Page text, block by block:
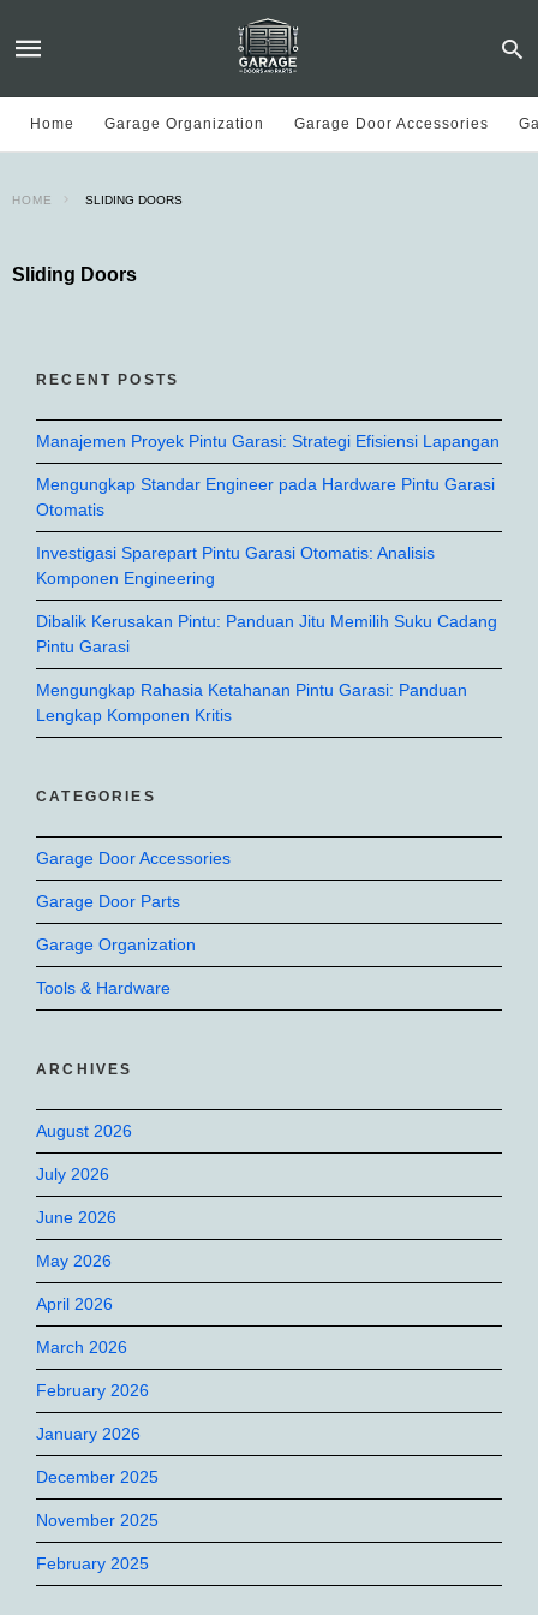
Home Garage Organization Garage Door Accessories
HOME SLIDING DOORS
Sliding Doors
RECENT POSTS
Manajemen Proyek Pintu Garasi: Strategi Efisiensi Lapangan
Mengungkap Standar Engineer pada Hardware Pintu Garasi
Otomatis
Investigasi Sparepart Pintu Garasi Otomatis: Analisis
Komponen Engineering
Dibalik Kerusakan Pintu: Panduan Jitu Memilih Suku Cadang
Pintu Garasi
Mengungkap Rahasia Ketahanan Pintu Garasi: Panduan
Lengkap Komponen Kritis
CATEGORIES
Garage Door Accessories
Garage Door Parts
Garage Organization
Tools & Hardware
ARCHIVES
August 2026
July 2026
June 2026
May 2026
April 2026
March 2026
February 2026
January 2026
December 2025
November 2025
February 2025